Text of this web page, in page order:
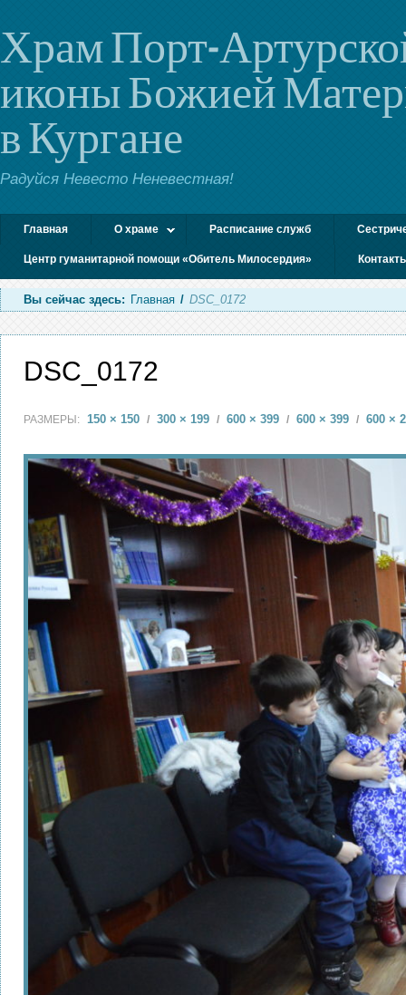
Храм Порт-
иконы Божией
в Кургане
Радуйся Невесто Неневестная!
Главная О храме Расписание служб
Центр гуманитарной помощи «Обитель Милосердия»
Вы сейчас здесь: Главная / DSC_0172
DSC_0172
РАЗМЕРЫ: 150 × 150 / 300 × 199 / 600 × 399 / 600 × 399 / 600 ×